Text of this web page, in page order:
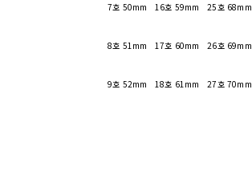
7호 50mm 16호 59mm 25호 68mm
8호 51mm 17호 60mm 26호 69mm
9호 52mm 18호 61mm 27호 70mm